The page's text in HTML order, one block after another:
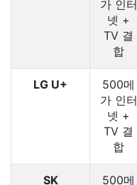
가 인터
넷 +
TV 결
합
LG U+
500메
가 인터
넷 +
TV 결
합
SK
500메